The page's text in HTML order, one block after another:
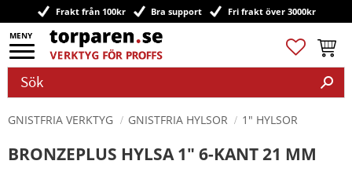
Meny
Frakt från 100kr Bra support Fri frakt över 3000kr
Favoriter
GNISTFRIA VERKTYG GNISTFRIA HYLSOR 1" HYLSOR
BRONZEPLUS HYLSA 1" 6-KANT 21 MM